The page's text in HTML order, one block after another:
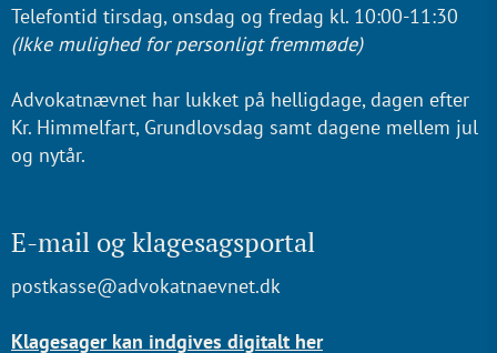
Telefontid tirsdag, onsdag og fredag kl. 10:00-11:30
(Ikke mulighed for personligt fremmøde)
Advokatnævnet har lukket på helligdage, dagen efter
Kr. Himmelfart, Grundlovsdag samt dagene mellem jul
og nytår.
E-mail og klagesagsportal
postkasse@advokatnaevnet.dk
Klagesager kan indgives digitalt her